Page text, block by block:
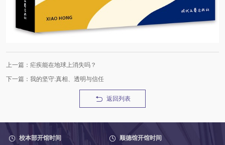
上一篇：疟疾能在地球上消失吗？
下一篇：我的坚守:真相、透明与信任
返回列表
校本部开馆时间 顺德馆开馆时间